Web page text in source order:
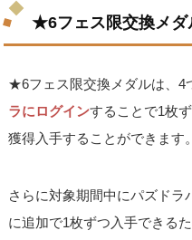
★6フェス限交換メダ
★6フェス限交換メダルは、4
ラにログインすることで1枚
獲得入手することができます。
さらに対象期間中にパズドラ
に追加で1枚ずつ入手できる